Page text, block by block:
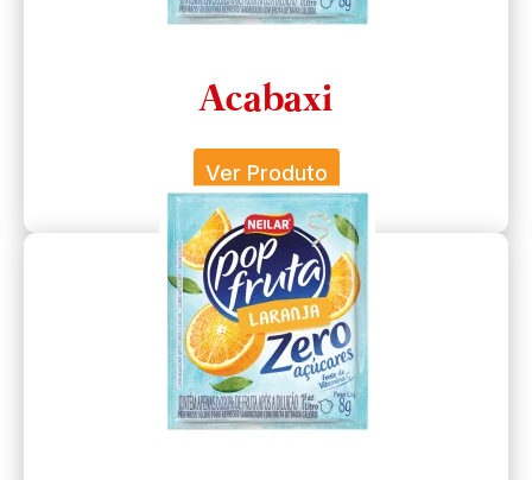
Acabaxi
Ver Produto